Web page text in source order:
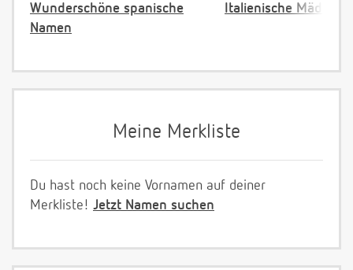
Wunderschöne spanische
Namen
Italienische
Meine Merkliste
Du hast noch keine Vornamen auf deiner
Merkliste! Jetzt Namen suchen